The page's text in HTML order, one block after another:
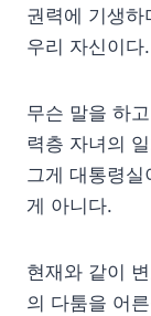
권력에 기생
우리 자신이다.
무슨 말을 하
력층 자녀의
그게 대통령
게 아니다.
현재와 같이
의 다툼을 어